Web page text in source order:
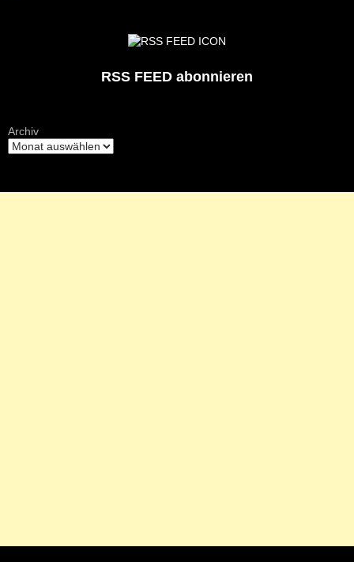
RSS FEED abonnieren
Archiv